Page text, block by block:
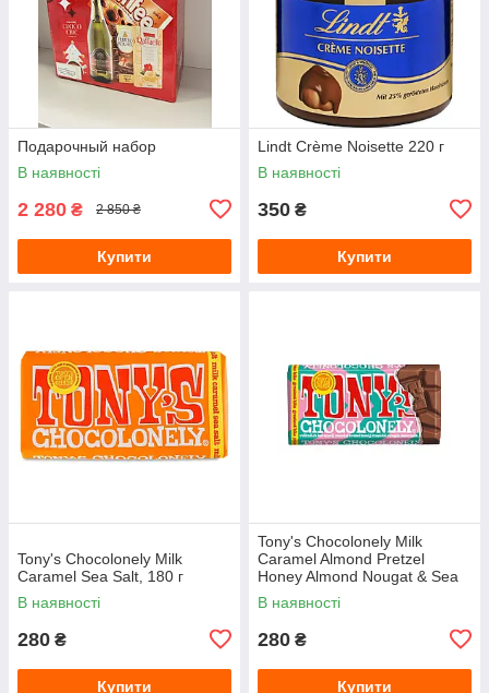
Подарочный набор
В наявності
2 280 ₴ 2 850 ₴
Купити
Lindt Crème Noisette 220 г
В наявності
350 ₴
Купити
Tony's Chocolonely Milk
Caramel Sea Salt, 180 г
В наявності
280 ₴
Купити
Tony's Chocolonely Milk
Caramel Almond Pretzel
Honey Almond Nougat & Sea
Salt, 180 г
В наявності
280 ₴
Купити